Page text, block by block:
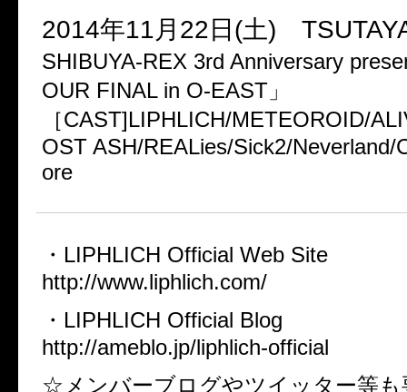
2014年11月22日(土)
SHIBUYA-REX 3rd Anniversary
OUR FINAL in O-EAST」
［CAST]LIPHLICH/METEOROID/
OST ASH/REALies/Sick2/Neverland/
ore
・LIPHLICH Official Web Site
http://www.liphlich.com/
・LIPHLICH Official Blog
http://ameblo.jp/liphlich-official
☆メンバーブログやツイッター等も